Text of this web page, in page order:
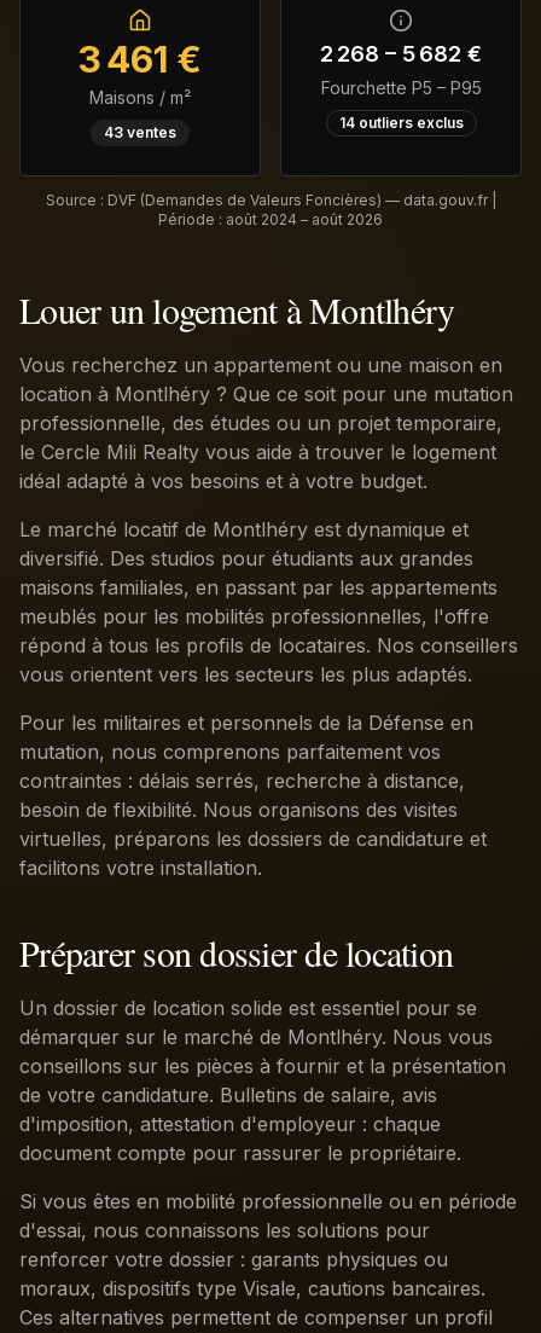
3 461 €
Maisons / m²
43 ventes
2 268 – 5 682 €
Fourchette P5 – P95
14outliers exclus
Source : DVF (Demandes de Valeurs Foncières) — data.gouv.fr |
Période : août 2024 – août 2026
Louer un logement à Montlhéry
Vous recherchez un appartement ou une maison en
location à Montlhéry ? Que ce soit pour une mutation
professionnelle, des études ou un projet temporaire,
le Cercle Mili Realty vous aide à trouver le logement
idéal adapté à vos besoins et à votre budget.
Le marché locatif de Montlhéry est dynamique et
diversifié. Des studios pour étudiants aux grandes
maisons familiales, en passant par les appartements
meublés pour les mobilités professionnelles, l'offre
répond à tous les profils de locataires. Nos conseillers
vous orientent vers les secteurs les plus adaptés.
Pour les militaires et personnels de la Défense en
mutation, nous comprenons parfaitement vos
contraintes : délais serrés, recherche à distance,
besoin de flexibilité. Nous organisons des visites
virtuelles, préparons les dossiers de candidature et
facilitons votre installation.
Préparer son dossier de location
Un dossier de location solide est essentiel pour se
démarquer sur le marché de Montlhéry. Nous vous
conseillons sur les pièces à fournir et la présentation
de votre candidature. Bulletins de salaire, avis
d'imposition, attestation d'employeur : chaque
document compte pour rassurer le propriétaire.
Si vous êtes en mobilité professionnelle ou en période
d'essai, nous connaissons les solutions pour
renforcer votre dossier : garants physiques ou
moraux, dispositifs type Visale, cautions bancaires.
Ces alternatives permettent de compenser un profil